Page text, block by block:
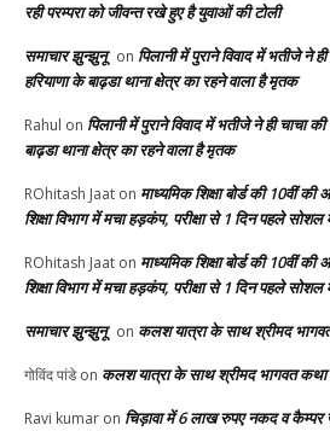
रही परम्परा को जीवन्त रखे हुए है युवाओं की टोली
समाचार झुन्झुनू on पिलानी में पुराने विवाद में भतीजे ने
हरियाणा के बाढ़डा थाना क्षेत्र का रहने वाला है मृतक
Rahul on पिलानी में पुराने विवाद में भतीजे ने ही चाचा
बाढ़डा थाना क्षेत्र का रहने वाला है मृतक
ROhitash Jaat on माध्यमिक शिक्षा बोर्ड की 10वीं की
शिक्षा विभाग में मचा हड़कंप, परीक्षा से 1 दिन पहले सोशल
ROhitash Jaat on माध्यमिक शिक्षा बोर्ड की 10वीं की
शिक्षा विभाग में मचा हड़कंप, परीक्षा से 1 दिन पहले सोशल
समाचार झुन्झुनू on कलश यात्रा के साथ श्रीमद भागवत
गोविंद पांडेon कलश यात्रा के साथ श्रीमद भागवत कथा
Ravi kumar on चिड़ावा में 6 लाख रुपए नकद व कैम्पर